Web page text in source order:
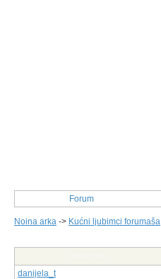
Forum
Noina arka -> Kućni ljubimci forumaša
danijela_t